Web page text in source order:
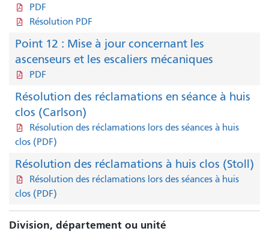
PDF
Résolution PDF
Point 12 : Mise à jour concernant les
ascenseurs et les escaliers mécaniques
PDF
Résolution des réclamations en séance à huis
clos (Carlson)
Résolution des réclamations lors des séances à huis
clos (PDF)
Résolution des réclamations à huis clos (Stoll)
Résolution des réclamations lors des séances à huis
clos (PDF)
Division, département ou unité